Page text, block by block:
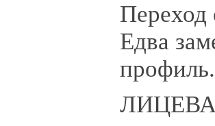
Переход
Едва
профиль.